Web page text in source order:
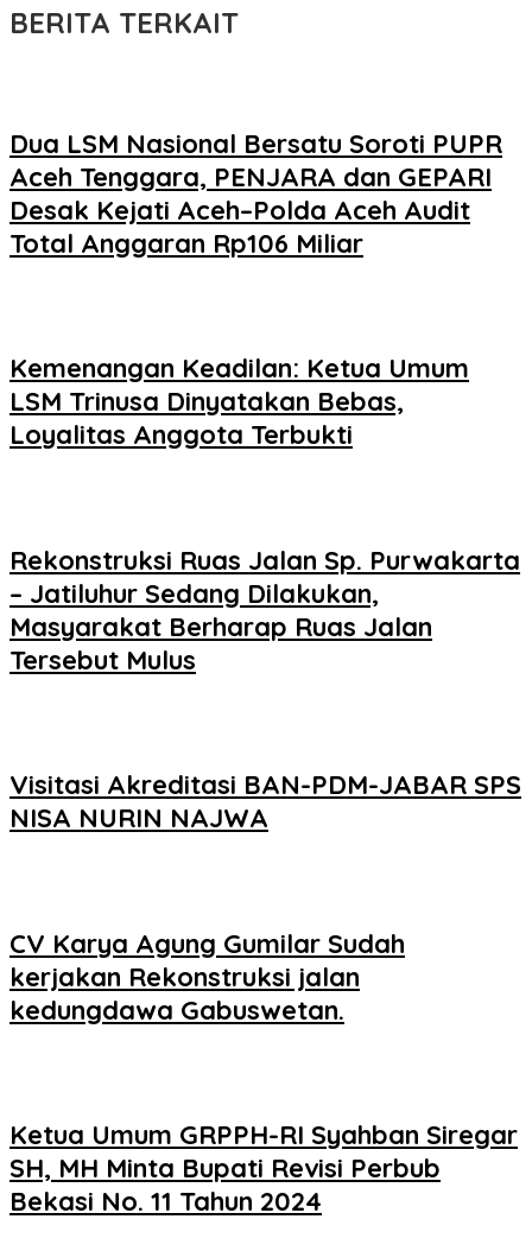
BERITA TERKAIT
Dua LSM Nasional Bersatu Soroti PUPR
Aceh Tenggara, PENJARA dan GEPARI
Desak Kejati Aceh–Polda Aceh Audit
Total Anggaran Rp106 Miliar
Kemenangan Keadilan: Ketua Umum
LSM Trinusa Dinyatakan Bebas,
Loyalitas Anggota Terbukti
Rekonstruksi Ruas Jalan Sp. Purwakarta
– Jatiluhur Sedang Dilakukan,
Masyarakat Berharap Ruas Jalan
Tersebut Mulus
Visitasi Akreditasi BAN-PDM-JABAR SPS
NISA NURIN NAJWA
CV Karya Agung Gumilar Sudah
kerjakan Rekonstruksi jalan
kedungdawa Gabuswetan.
Ketua Umum GRPPH-RI Syahban Siregar
SH, MH Minta Bupati Revisi Perbub
Bekasi No. 11 Tahun 2024